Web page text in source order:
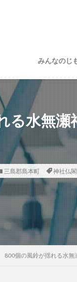
みんなのじ
運営会社
プライバ
る水無
三島郡島本町 神社仏閣
800個の風鈴が揺れる水